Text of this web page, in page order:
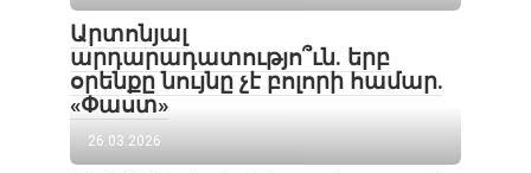
Արտոնյալ
արդարադատությո՞ւն. երբ
օրենքը նույնը չէ բոլորի համար.
«Փաստ»
26.03.2026